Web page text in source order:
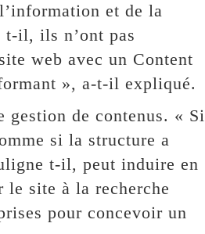
et de la
t-il, ils n’ont pas
web avec un Content
», a-t-il expliqué.
gestion de contenus. « Si
si la structure a
t-il, peut induire en
le site à la recherche
pour concevoir un